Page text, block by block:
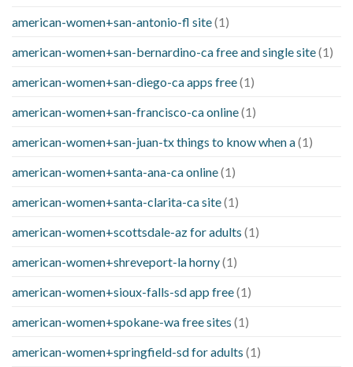
american-women+san-antonio-fl site(1)
american-women+san-bernardino-ca free and single site(1)
american-women+san-diego-ca apps free(1)
american-women+san-francisco-ca online(1)
american-women+san-juan-tx things to know when a(1)
american-women+santa-ana-ca online(1)
american-women+santa-clarita-ca site(1)
american-women+scottsdale-az for adults (1)
american-women+shreveport-la horny(1)
american-women+sioux-falls-sd app free(1)
american-women+spokane-wa free sites (1)
american-women+springfield-sd for adults (1)